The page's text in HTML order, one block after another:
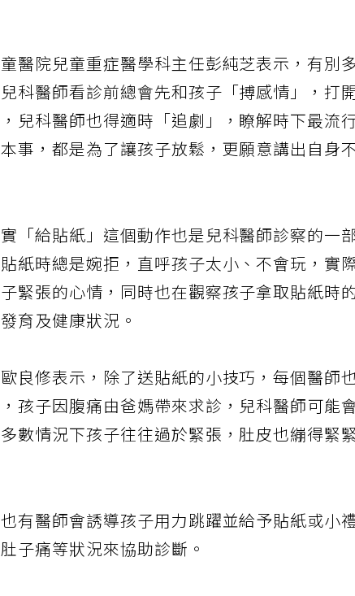
醫院兒童重症醫學科主任彭純芝表示，有別
科醫師看診前總會先和孩子「搏感情」，打
兒科醫師也得適時「追劇」，瞭解時下最流
事，都是為了讓孩子放鬆，更願意講出自身
「給貼紙」這個動作也是兒科醫師診察的一部
紙時總是婉拒，直呼孩子太小、不會玩，實
緊張的心情，同時也在觀察孩子拿取貼紙時
育及健康狀況。
良修表示，除了送貼紙的小技巧，每個醫師
孩子因腹痛由爸媽帶來求診，兒科醫師可能會
數情況下孩子往往過於緊張，肚皮也繃得緊緊
有醫師會誘導孩子用力跳躍並給予貼紙或小
子痛等狀況來協助診斷。